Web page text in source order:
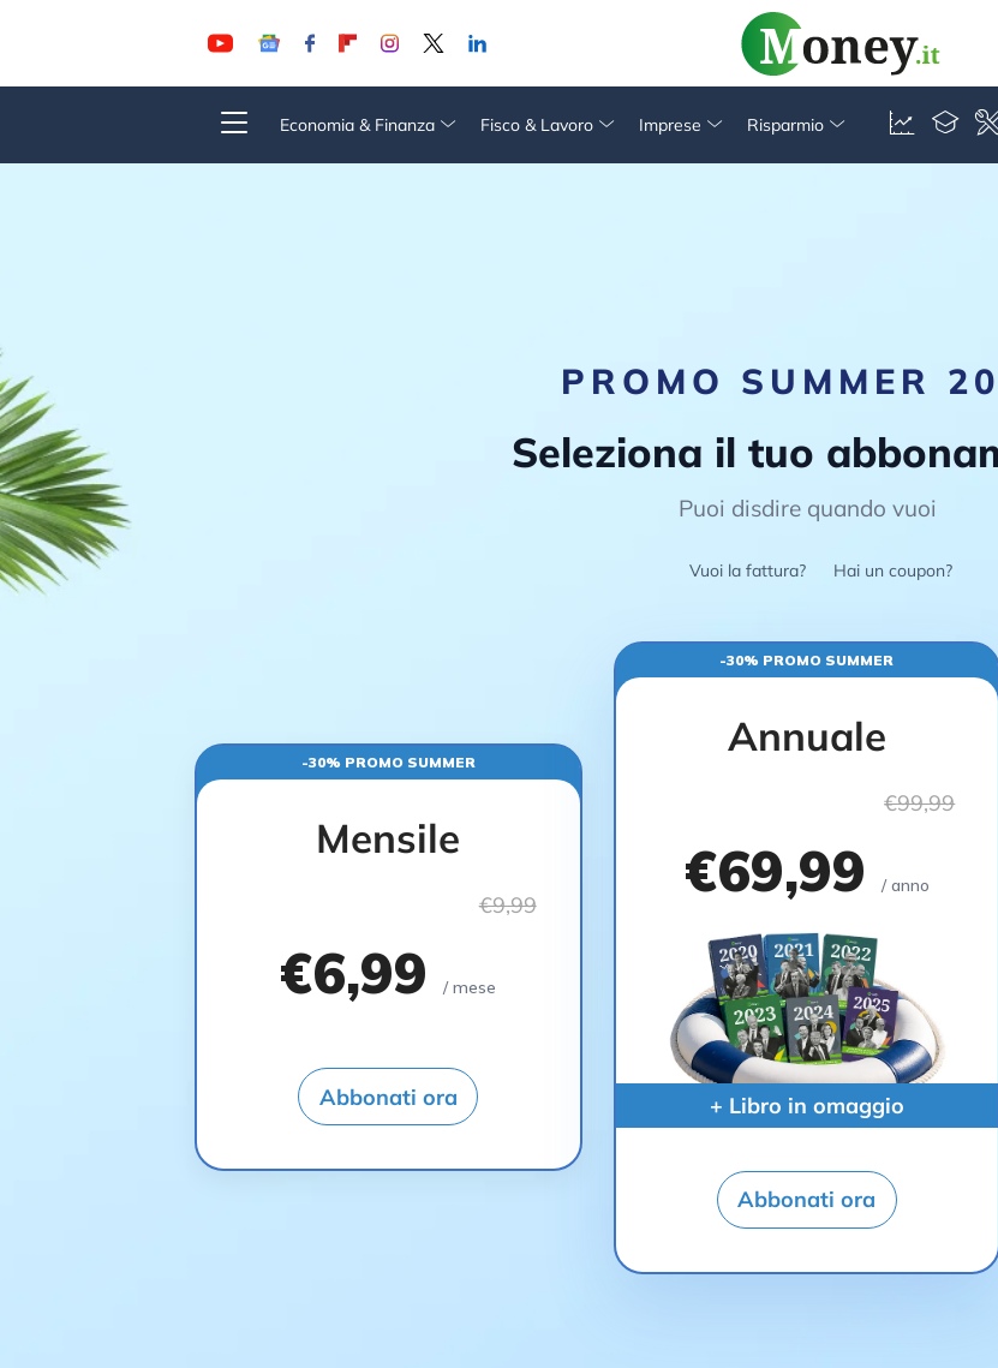
Economia & Finanza Fisco & Lavoro Imprese Risparmio
PROMO SUMMER
Seleziona il tuo
Puoi disdire quando vuoi
Vuoi la fattura? Hai un coupon?
-30% PROMO SUMMER
Mensile
€9,99
€6,99/ mese
Abbonati ora
-30% PROMO SUMMER
Annuale
€99,99
€69,99 / anno
+ Libro in omaggio
Abbonati ora